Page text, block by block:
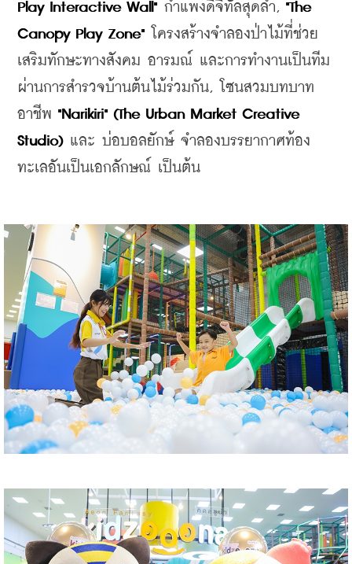
Play Interactive Wall" กำแพงดิจิทัลสุดล้ำ, "The
Canopy Play Zone" โครงสร้างจำลองป่าไม้ที่ช่วย
เสริมทักษะทางสังคม อารมณ์ และการทำงานเป็นทีม
ผ่านการสำรวจบ้านต้นไม้ร่วมกัน, โซนสวมบทบาท
อาชีพ "Narikiri" (The Urban Market Creative
Studio) และ บ่อบอลยักษ์ จำลองบรรยากาศท้อง
ทะเลอันเป็นเอกลักษณ์ เป็นต้น